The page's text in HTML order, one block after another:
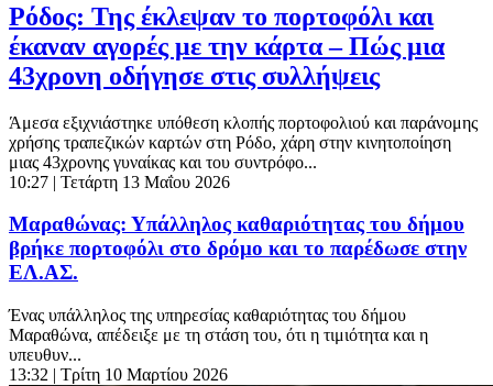
Ρόδος: Της έκλεψαν το πορτοφόλι και
έκαναν αγορές με την κάρτα – Πώς μια
43χρονη οδήγησε στις συλλήψεις
Άμεσα εξιχνιάστηκε υπόθεση κλοπής πορτοφολιού και παράνομης
χρήσης τραπεζικών καρτών στη Ρόδο, χάρη στην κινητοποίηση
μιας 43χρονης γυναίκας και του συντρόφο...
10:27 | Τετάρτη 13 Μαΐου 2026
Μαραθώνας: Υπάλληλος καθαριότητας του δήμου
βρήκε πορτοφόλι στο δρόμο και το παρέδωσε στην
ΕΛ.ΑΣ.
Ένας υπάλληλος της υπηρεσίας καθαριότητας του δήμου
Μαραθώνα, απέδειξε με τη στάση του, ότι η τιμιότητα και η
υπευθυν...
13:32 | Τρίτη 10 Μαρτίου 2026